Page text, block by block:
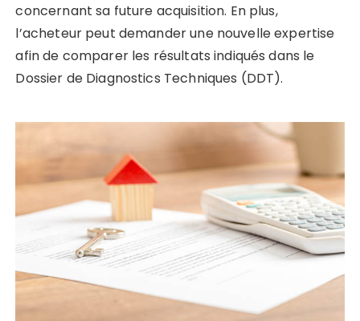
concernant sa future acquisition. En plus,
l’acheteur peut demander une nouvelle expertise
afin de comparer les résultats indiqués dans le
Dossier de Diagnostics Techniques (DDT).